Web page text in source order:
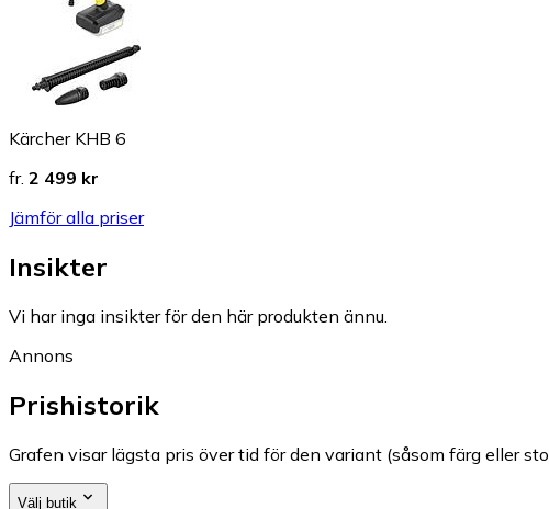
Kärcher KHB 6
fr. 2 499 kr
Jämför alla priser
Insikter
Vi har inga insikter för den här produkten ännu.
Annons
Prishistorik
Grafen visar lägsta pris över tid för den variant (såsom färg eller
Välj butik